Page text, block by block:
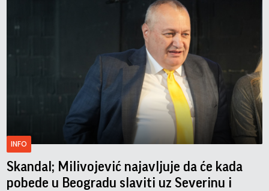
INFO
Skandal; Milivojević najavljuje da će kada
pobede u Beogradu slaviti uz Severinu i